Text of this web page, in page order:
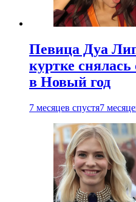
Певица Дуа
куртке
в Новый год
7 месяцев спустя7